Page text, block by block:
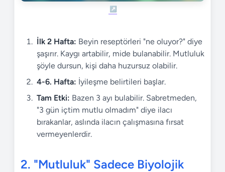
İlk 2 Hafta: Beyin reseptörleri "ne oluyor?" diye
şaşırır. Kaygı artabilir, mide bulanabilir. Mutluluk
şöyle dursun, kişi daha huzursuz olabilir.
4-6. Hafta: İyileşme belirtileri başlar.
Tam Etki: Bazen 3 ayı bulabilir. Sabretmeden,
"3 gün içtim mutlu olmadım" diye ilacı
bırakanlar, aslında ilacın çalışmasına fırsat
vermeyenlerdir.
2. "Mutluluk" Sadece Biyolojik